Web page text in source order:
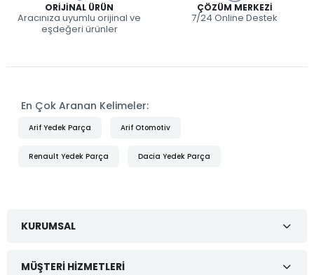
ORIJINAL ÜRÜN
Aracınıza uyumlu orijinal ve
eşdeğeri ürünler
ÇÖZÜM MERKEZI
7/24 Online Destek
En Çok Aranan Kelimeler:
Arif Yedek Parça Arif Otomotiv
Renault Yedek Parça Dacia Yedek Parça
KURUMSAL
MÜŞTERI HIZMETLERI